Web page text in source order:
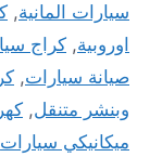
سيارات المانية,
اوروبية, كراج
صيانة سيارات,
وبنشر متنقل,
ميكانيكي سيارات